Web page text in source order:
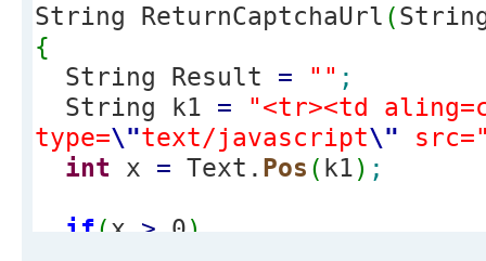
String ReturnCaptchaUrl (
{
String Result = "" ;
String k1 =
"<tr><td
type=\"text/javascript\"
int x = Text. Pos ( k1) ;
if(x > 0)